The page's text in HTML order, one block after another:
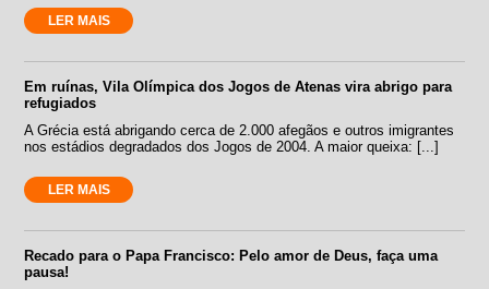
LER MAIS
Em ruínas, Vila Olímpica dos Jogos de Atenas vira abrigo para
refugiados
A Grécia está abrigando cerca de 2.000 afegãos e outros imigrantes
nos estádios degradados dos Jogos de 2004. A maior queixa: [...]
LER MAIS
Recado para o Papa Francisco: Pelo amor de Deus, faça uma
pausa!